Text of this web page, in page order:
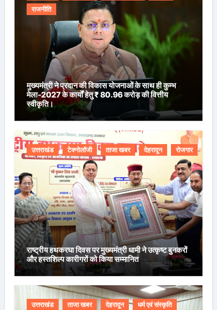
राजनीति
मुख्यमंत्री ने प्रदान की विकास योजनाओं के साथ ही कुम्भ
मेला-2027 के कार्यों हेतु ₹ 80.96 करोड़ की वित्तीय
स्वीकृति।
उत्तराखंड टेक्नोलॉजी ताजा खबर देहरादून रोजगार
राष्ट्रीय हथकरघा दिवस पर मुख्यमंत्री धामी ने उत्कृष्ट बुनकरों
और हस्तशिल्प कारीगरों को किया सम्मानित
उत्तराखंड ताजा खबर देहरादून धर्म एवं संस्कृति